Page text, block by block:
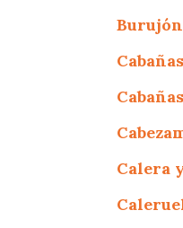
Burujón
Calera